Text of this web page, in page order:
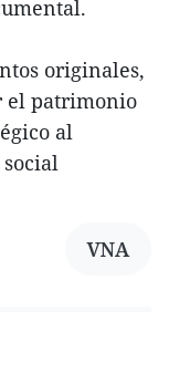
originales,
el patrimonio
al
VNA